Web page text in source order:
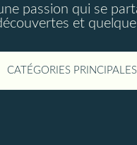
passion qui se
et
CATÉGORIES PRINCIPALES